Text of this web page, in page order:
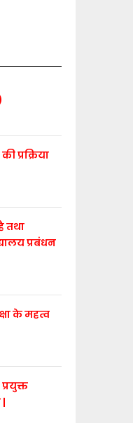
प्रक्रिया
तथा
प्रबंधन
के महत्व